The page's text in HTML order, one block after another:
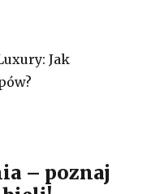
Jak
– poznaj